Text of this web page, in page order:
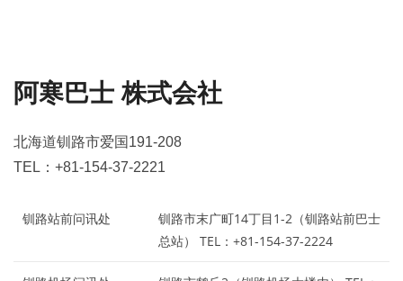
阿寒巴士 株式会社
北海道钏路市爱国191-208
TEL：+81-154-37-2221
钏路站前问讯处
钏路市末广町14丁目1-2（钏路站前巴士
总站） TEL：+81-154-37-2224